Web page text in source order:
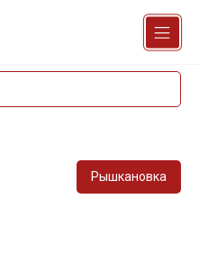
Рышкановка